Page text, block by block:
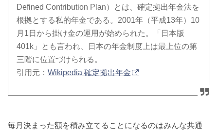
Defined Contribution Plan）とは、確定拠出年金法を
根拠とする私的年金である。2001年（平成13年）10
月1日から掛け金の運用が始められた。「日本版
401k」とも言われ、日本の年金制度上は最上位の第
三階に位置づけられる。
引用元：Wikipedia 確定拠出年金
毎月決まった額を積み立てることになるのはみんな共通